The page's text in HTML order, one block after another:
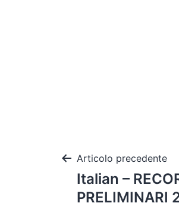
Articolo precedente
Italian –
PRELIMINARI